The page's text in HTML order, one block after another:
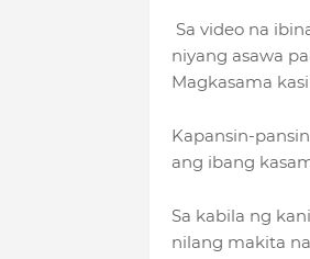
Sa video na
niyang asawa
Magkasama
Kapansin-
ang ibang
Sa kabila ng
nilang makita